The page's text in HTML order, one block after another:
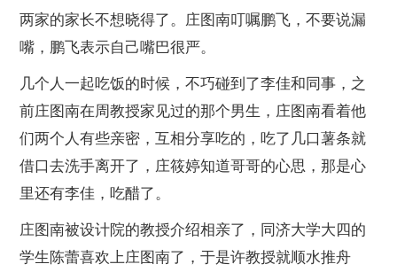
两家的家长不想晓得了。庄图南叮嘱鹏飞，不要说漏
嘴，鹏飞表示自己嘴巴很严。
几个人一起吃饭的时候，不巧碰到了李佳和同事，之
前庄图南在周教授家见过的那个男生，庄图南看着他
们两个人有些亲密，互相分享吃的，吃了几口薯条就
借口去洗手离开了，庄筱婷知道哥哥的心思，那是心
里还有李佳，吃醋了。
庄图南被设计院的教授介绍相亲了，同济大学大四的
学生陈蕾喜欢上庄图南了，于是许教授就顺水推舟